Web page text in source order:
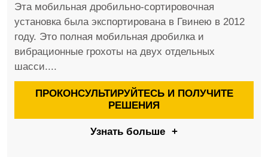
Эта мобильная дробильно-сортировочная
установка была экспортирована в Гвинею в 2012
году. Это полная мобильная дробилка и
вибрационные грохоты на двух отдельных
шасси....
ПРОКОНСУЛЬТИРУЙТЕСЬ И ПОЛУЧИТЕ
РЕШЕНИЯ
Узнать больше +